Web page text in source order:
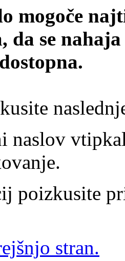
mogoče
da se
naslov
poizkusite
stran.